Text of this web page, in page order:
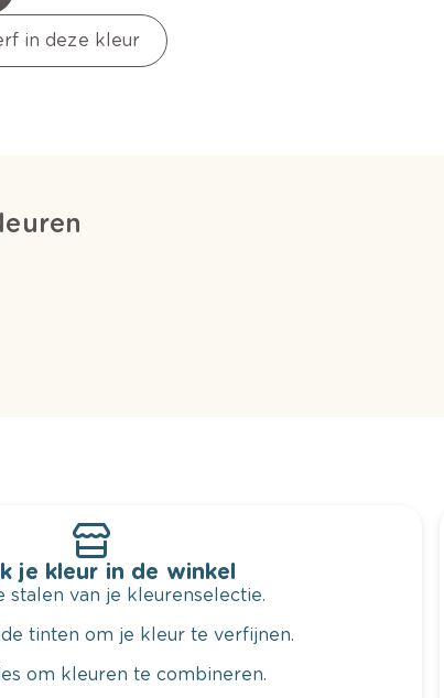
in deze kleur
je kleur in de winkel
van je kleurenselectie.
tinten om je kleur te verfijnen.
om kleuren te combineren.